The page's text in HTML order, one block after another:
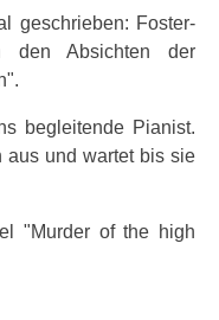
geschrieben: Foster-
den Absichten der
begleitende Pianist.
aus und wartet bis sie
"Murder of the high